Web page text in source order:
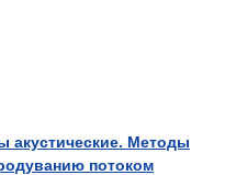
акустические. Методы
потоком